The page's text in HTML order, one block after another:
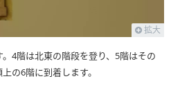
拡大
4階は北東の階段を登り、5階はその
の6階に到着します。